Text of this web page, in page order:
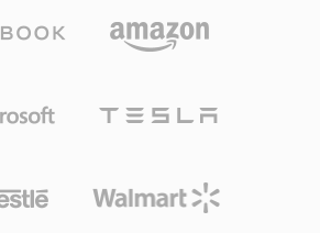
までの無視できる遅延、そして会
展開のためのプロビジョニングエ
ており、数十億回のモバイル通話
つです。主な利点は圧縮効率です
のAMRオーディオ1分間はわずか
ボイスメール、MMSに実用的で